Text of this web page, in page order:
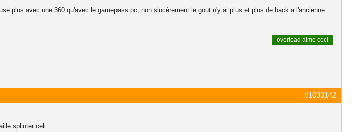
plus avec une 360 qu'avec le gamepass pc, non sincèrement le gout n'y ai plus et plus de hack a l'ancienne.
overload aime ceci
#1033142
splinter cell...